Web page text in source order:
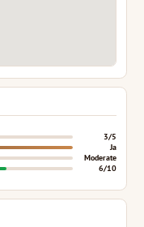
3/5
Ja
Moderate
6/10